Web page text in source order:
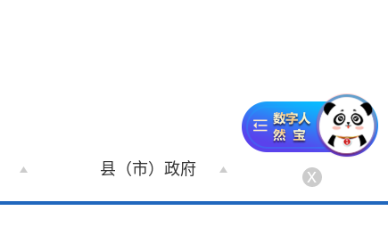
县（市）政府 x